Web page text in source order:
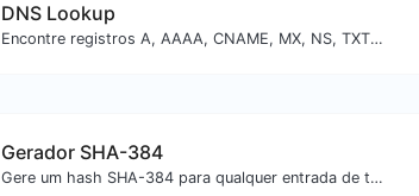
DNS Lookup
Encontre registros A, AAAA, CNAME, MX, NS, TXT, SOA de um host.
Gerador SHA-384
Gere um hash SHA-384 para qualquer entrada de texto.